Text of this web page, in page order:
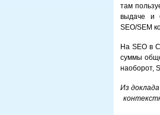
там
выдаче и
SEO/SEM
На SEO в
суммы
наоборот,
Из